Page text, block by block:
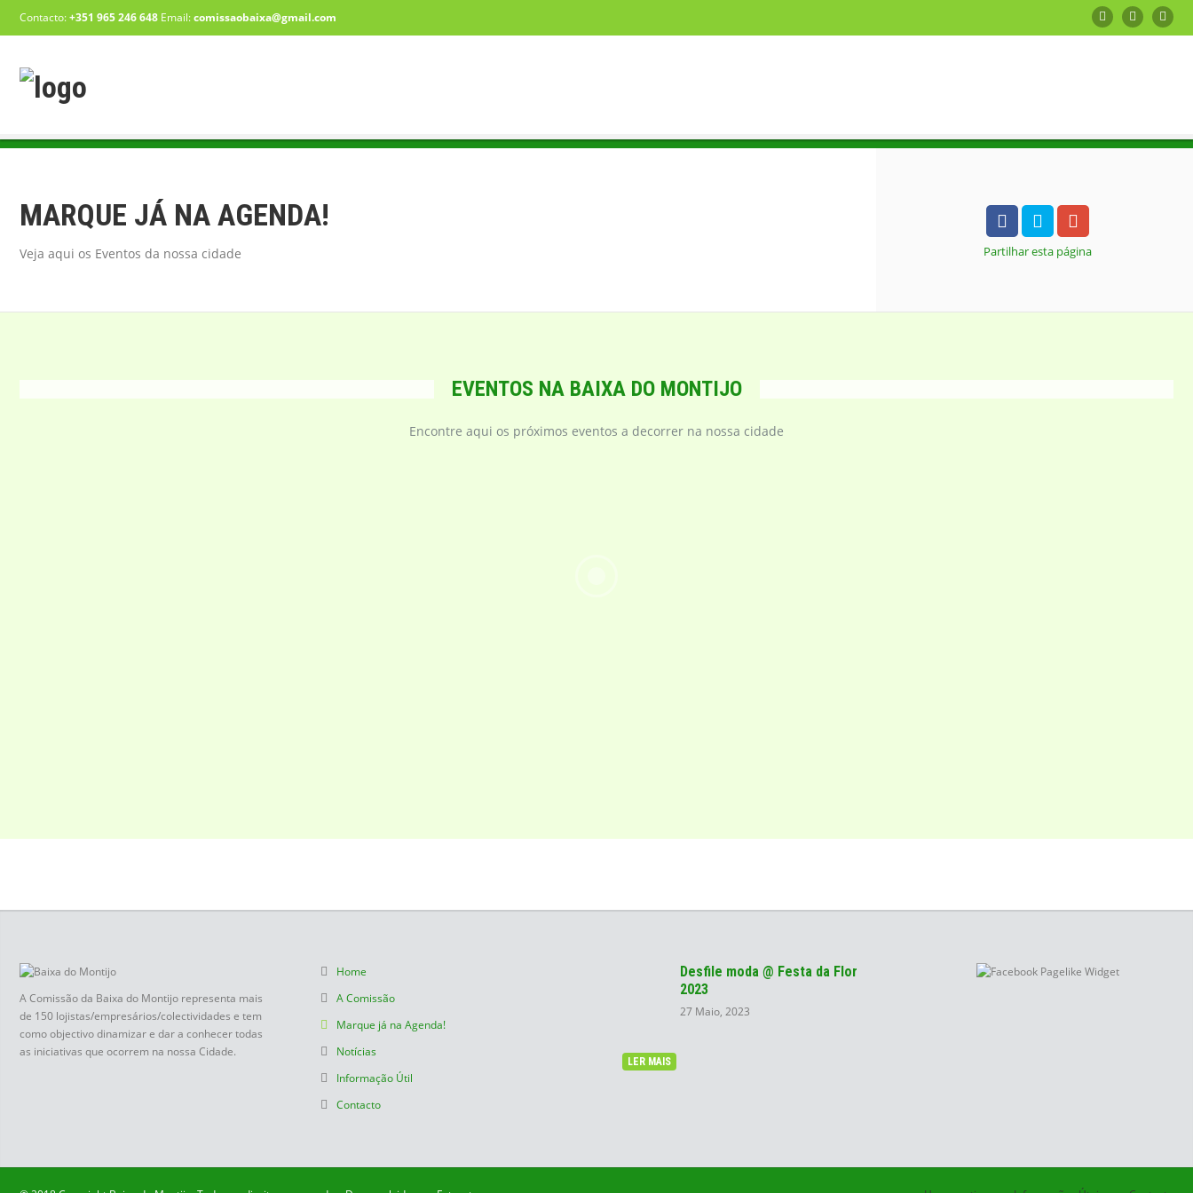
Contacto:+351 965 246 648 Email:comissaobaixa@gmail.com
MARQUE JÁ NA AGENDA!
Veja aqui os Eventos da nossa cidade Partilharesta página
EVENTOS NA BAIXA DO MONTIJO
Encontre aqui os próximos eventos a decorrer na nossa cidade
A Comissão da Baixa do Montijo representa mais
de 150 lojistas/empresários/colectividades e tem
como objectivo dinamizar e dar a conhecer todas
as iniciativas que ocorrem na nossa Cidade.
Home
A Comissão
Marque já na Agenda!
Notícias
Informação Útil
Contacto
Desfile moda @ Festa da Flor
2023
27 Maio, 2023
LER MAIS